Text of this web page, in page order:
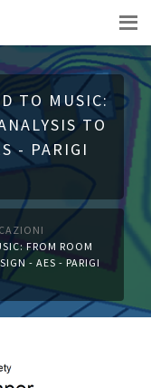
TO MUSIC:
TO
- PARIGI
FROM ROOM
- AES - PARIGI